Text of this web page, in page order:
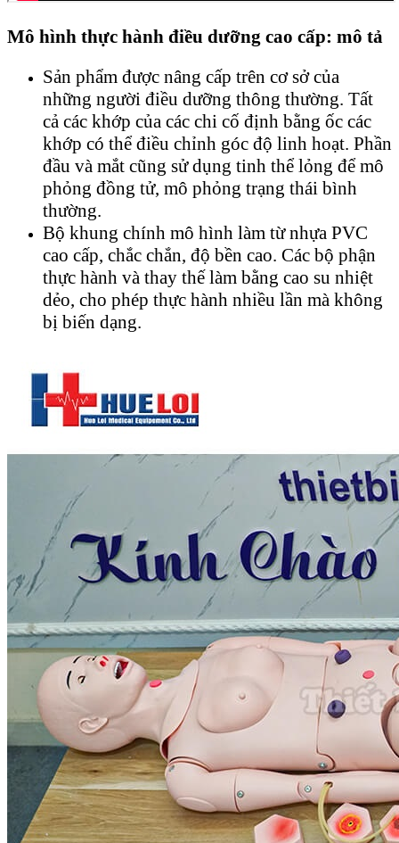
Mô hình thực hành điều dưỡng cao cấp: mô tả
Sản phẩm được nâng cấp trên cơ sở của
những người điều dưỡng thông thường. Tất
cả các khớp của các chi cố định bằng ốc các
khớp có thể điều chỉnh góc độ linh hoạt. Phần
đầu và mắt cũng sử dụng tinh thể lỏng để mô
phỏng đồng tử, mô phỏng trạng thái bình
thường.
Bộ khung chính mô hình làm từ nhựa PVC
cao cấp, chắc chắn, độ bền cao. Các bộ phận
thực hành và thay thế làm bằng cao su nhiệt
dẻo, cho phép thực hành nhiều lần mà không
bị biến dạng.